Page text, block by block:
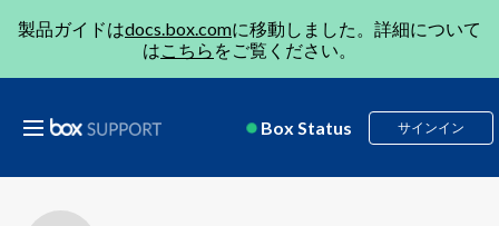
製品ガイドはdocs.box.comに移動しました。詳細について
はこちら をご覧ください。
Box Status サインイン